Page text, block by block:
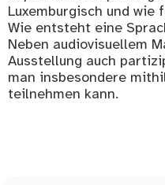
Luxemburgisch und
Wie entsteht eine
Neben audiovisuellem
Ausstellung auch
man insbesondere
teilnehmen kann.